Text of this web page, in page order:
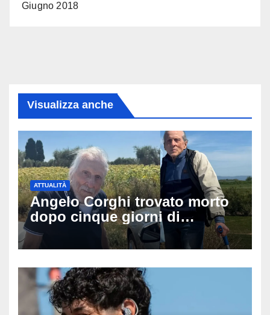
Giugno 2018
Visualizza anche
ATTUALITÀ
Angelo Corghi trovato morto
dopo cinque giorni di
ricerche: il giallo dell’80enne
scomparso dopo essere